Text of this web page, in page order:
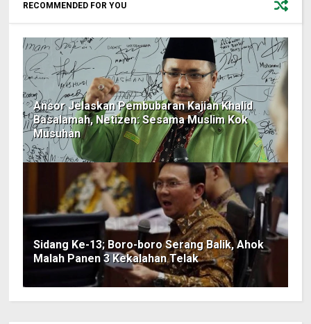
RECOMMENDED FOR YOU
Ansor Jelaskan Pembubaran Kajian Khalid
Basalamah, Netizen: Sesama Muslim Kok
Musuhan
Sidang Ke-13; Boro-boro Serang Balik, Ahok
Malah Panen 3 Kekalahan Telak